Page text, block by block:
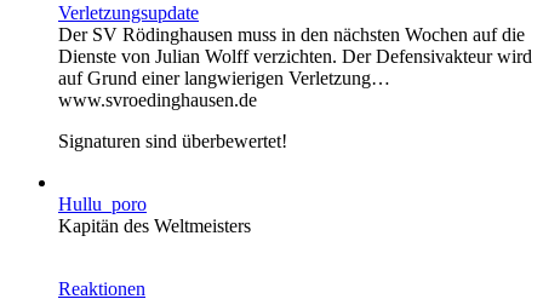
Verletzungsupdate
Der SV Rödinghausen muss in den nächsten Wochen auf die
Dienste von Julian Wolff verzichten. Der Defensivakteur wird
auf Grund einer langwierigen Verletzung…
www.svroedinghausen.de
Signaturen sind überbewertet!
Hullu_poro
Kapitän des Weltmeisters
Reaktionen